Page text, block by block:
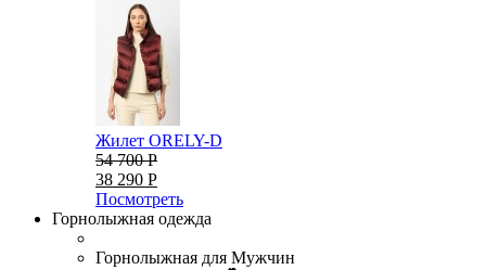
Жилет ORELY-D
54 700 Р
38 290 Р
Посмотреть
Горнолыжная одежда
Горнолыжная для Мужчин